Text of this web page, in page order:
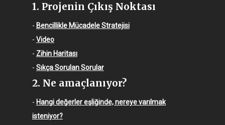
1. Projenin Çıkış Noktası
- Bencillikle Mücadele Stratejisi
- Video
- Zihin Haritası
- Sıkça Sorulan Sorular
2. Ne amaçlanıyor?
- Hangi değerler eşliğinde, nereye varılmak
isteniyor?